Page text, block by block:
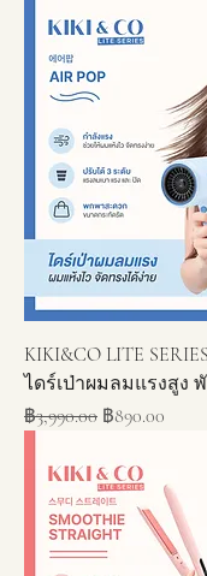
KIKI&CO LITE
ไดร์เป่าผมลมแรงสูง
ราคาปกติ
฿3,990.00 ราคาขายลด
฿890.00